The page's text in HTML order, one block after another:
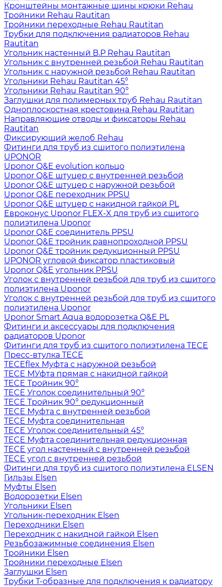
Кронштейны монтажные шины крюки Rehau
Тройники Rehau Rautitan
Тройники переходные Rehau Rautitan
Трубки для подключения радиаторов Rehau
Rautitan
Угольник настенный В.Р Rehau Rautitan
Угольник с внутренней резьбой Rehau Rautitan
Угольник с наружной резьбой Rehau Rautitan
Угольники Rehau Rautitan 45°
Угольники Rehau Rautitan 90°
Заглушки для полимерных труб Rehau Rautitan
Одноплоскостная крестовина Rehau Rautitan
Направляющие отводы и фиксаторы Rehau
Rautitan
Фиксирующий желоб Rehau
Фитинги для труб из сшитого полиэтилена
UPONOR
Uponor Q&E evolution кольцо
Uponor Q&E штуцер с внутренней резьбой
Uponor Q&E штуцер с наружной резьбой
Uponor Q&E переходник PPSU
Uponor Q&E штуцер с накидной гайкой PL
Евроконус Uponor FLEX-X для труб из сшитого
полиэтилена Uponor
Uponor Q&E соединитель PPSU
Uponor Q&E тройник равнопроходной PPSU
Uponor Q&E тройник редукционный PPSU
UPONOR угловой фиксатор пластиковый
Uponor Q&E угольник PPSU
Уголок с внутренней резьбой для труб из сшитого
полиэтилена Uponor
Уголок с внутренней резьбой для труб из сшитого
полиэтилена Uponor
Uponor Smart Aqua водорозетка Q&E PL
Фитинги и аксессуары для подключения
радиаторов Uponor
Фитинги для труб из сшитого полиэтилена TECE
Пресс-втулка TECE
TECEflex Муфта с наружной резьбой
TECE МУфта прямая с накидной гайкой
TECE Тройник 90°
TECE Уголок соединительный 90°
TECE Тройник 90° редукционный
TECE Муфта с внутренней резьбой
TECE Муфта соединительная
TECE Уголок соединительный 45°
TECE Муфта соединительная редукционная
TECE угол настенный с внутренней резьбой
TECE угол с внутренней резьбой
Фитинги для труб из сшитого полиэтилена ELSEN
Гильзы Elsen
Муфты Elsen
Водорозетки Elsen
Угольники Elsen
Угольник-переходник Elsen
Переходники Elsen
Переходник с накидной гайкой Elsen
Резьбозажимные соединения Elsen
Тройники Elsen
Тройники переходные Elsen
Заглушки Elsen
Трубки T-образные для подключения к радиатору